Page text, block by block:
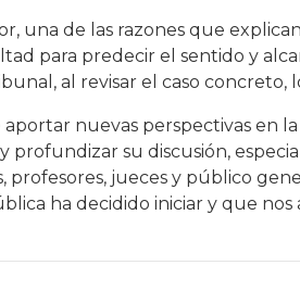
una de las razones que
para predecir el sentido y
al revisar el caso concreto,
nuevas perspectivas en
profundizar su discusión,
profesores, jueces y público
ha decidido iniciar y que nos